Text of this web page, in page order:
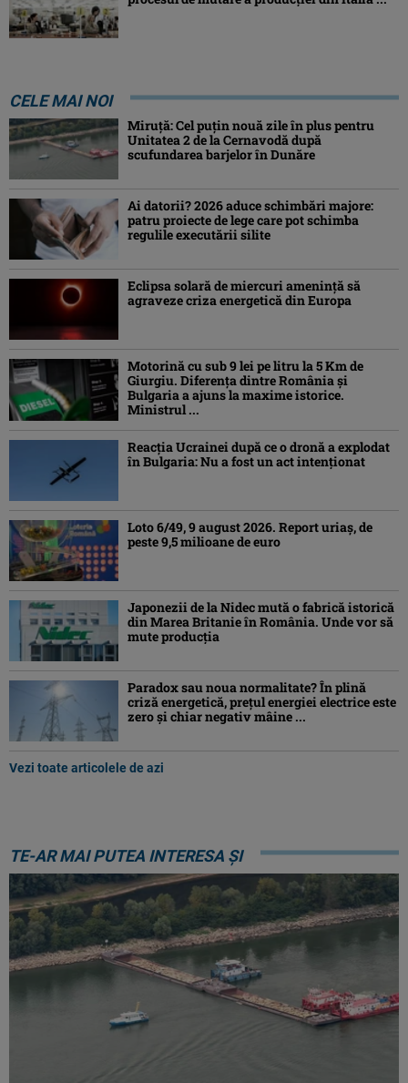
CELE MAI NOI
Miruță: Cel puțin nouă zile în plus pentru
Unitatea 2 de la Cernavodă după
scufundarea barjelor în Dunăre
Ai datorii? 2026 aduce schimbări majore:
patru proiecte de lege care pot schimba
regulile executării silite
Eclipsa solară de miercuri ameninţă să
agraveze criza energetică din Europa
Motorină cu sub 9 lei pe litru la 5 Km de
Giurgiu. Diferența dintre România și
Bulgaria a ajuns la maxime istorice.
Ministrul ...
Reacția Ucrainei după ce o dronă a explodat
în Bulgaria: Nu a fost un act intenționat
Loto 6/49, 9 august 2026. Report uriaș, de
peste 9,5 milioane de euro
Japonezii de la Nidec mută o fabrică istorică
din Marea Britanie în România. Unde vor să
mute producția
Paradox sau noua normalitate? În plină
criză energetică, prețul energiei electrice este
zero și chiar negativ mâine ...
Vezi toate articolele de azi
TE-AR MAI PUTEA INTERESA ȘI